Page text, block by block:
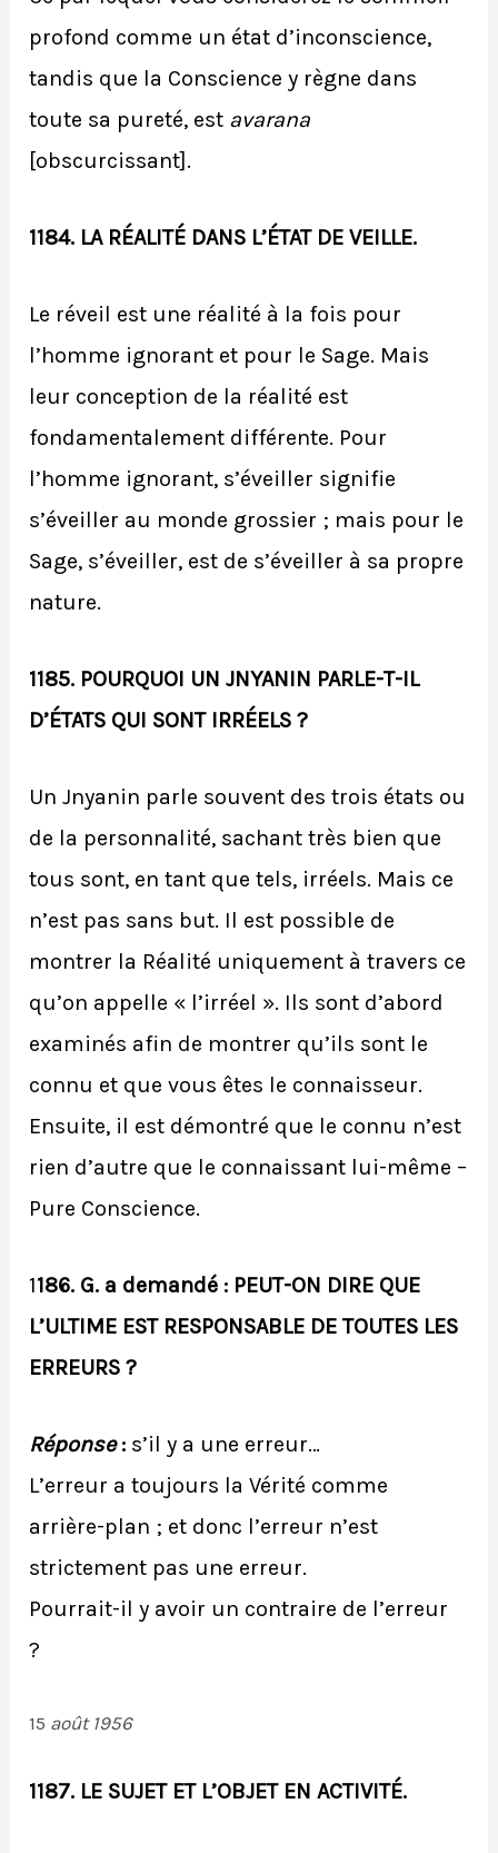
profond comme un état d’inconscience,
tandis que la Conscience y règne dans
toute sa pureté, est avarana
[obscurcissant].
1184. LA RÉALITÉ DANS L’ÉTAT DE VEILLE.
Le réveil est une réalité à la fois pour
l’homme ignorant et pour le Sage. Mais
leur conception de la réalité est
fondamentalement différente. Pour
l’homme ignorant, s’éveiller signifie
s’éveiller au monde grossier ; mais pour le
Sage, s’éveiller, est de s’éveiller à sa propre
nature.
1185. POURQUOI UN JNYANIN PARLE-T-IL
D’ÉTATS QUI SONT IRRÉELS ?
Un Jnyanin parle souvent des trois états ou
de la personnalité, sachant très bien que
tous sont, en tant que tels, irréels. Mais ce
n’est pas sans but. Il est possible de
montrer la Réalité uniquement à travers ce
qu’on appelle « l’irréel ». Ils sont d’abord
examinés afin de montrer qu’ils sont le
connu et que vous êtes le connaisseur.
Ensuite, il est démontré que le connu n’est
rien d’autre que le connaissant lui-même –
Pure Conscience.
1186. G. a demandé : PEUT-ON DIRE QUE
L’ULTIME EST RESPONSABLE DE TOUTES LES
ERREURS ?
Réponse: s’il y a une erreur…
L’erreur a toujours la Vérité comme
arrière-plan ; et donc l’erreur n’est
strictement pas une erreur.
Pourrait-il y avoir un contraire de l’erreur
?
15 août 1956
1187. LE SUJET ET L’OBJET EN ACTIVITÉ.